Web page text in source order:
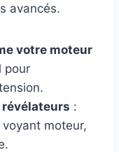
avancés.
votre moteur
pour
:
moteur,